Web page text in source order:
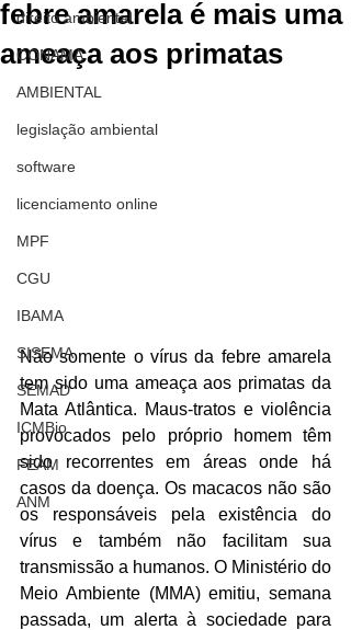
direito ambiental
CONAMA
AMBIENTAL
legislação ambiental
software
licenciamento online
MPF
CGU
IBAMA
SISEMA
SEMAD
ICMBio
FEAM
ANM
febre amarela é mais uma
ameaça aos primatas
Não somente o vírus da febre amarela
tem sido uma ameaça aos primatas da
Mata Atlântica. Maus-tratos e violência
provocados pelo próprio homem têm
sido recorrentes em áreas onde há
casos da doença. Os macacos não são
os responsáveis pela existência do
vírus e também não facilitam sua
transmissão a humanos. O Ministério do
Meio Ambiente (MMA) emitiu, semana
passada, um alerta à sociedade para